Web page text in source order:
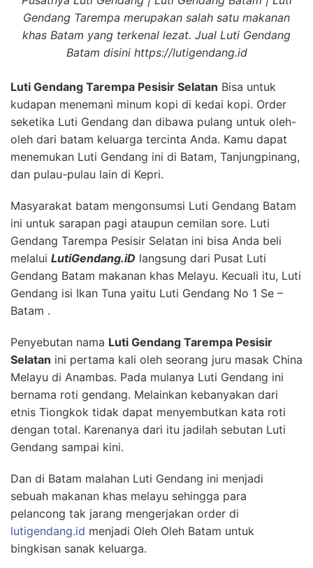
Gendang Tarempa merupakan salah satu makanan
khas Batam yang terkenal lezat. Jual Luti Gendang
Batam disini https://lutigendang.id
Luti Gendang Tarempa Pesisir Selatan Bisa untuk
kudapan menemani minum kopi di kedai kopi. Order
seketika Luti Gendang dan dibawa pulang untuk oleh-
oleh dari batam keluarga tercinta Anda. Kamu dapat
menemukan Luti Gendang ini di Batam, Tanjungpinang,
dan pulau-pulau lain di Kepri.
Masyarakat batam mengonsumsi Luti Gendang Batam
ini untuk sarapan pagi ataupun cemilan sore. Luti
Gendang Tarempa Pesisir Selatan ini bisa Anda beli
melalui LutiGendang.iD langsung dari Pusat Luti
Gendang Batam makanan khas Melayu. Kecuali itu, Luti
Gendang isi Ikan Tuna yaitu Luti Gendang No 1 Se –
Batam .
Penyebutan nama Luti Gendang Tarempa Pesisir
Selatan ini pertama kali oleh seorang juru masak China
Melayu di Anambas. Pada mulanya Luti Gendang ini
bernama roti gendang. Melainkan kebanyakan dari
etnis Tiongkok tidak dapat menyembutkan kata roti
dengan total. Karenanya dari itu jadilah sebutan Luti
Gendang sampai kini.
Dan di Batam malahan Luti Gendang ini menjadi
sebuah makanan khas melayu sehingga para
pelancong tak jarang mengerjakan order di
lutigendang.id menjadi Oleh Oleh Batam untuk
bingkisan sanak keluarga.